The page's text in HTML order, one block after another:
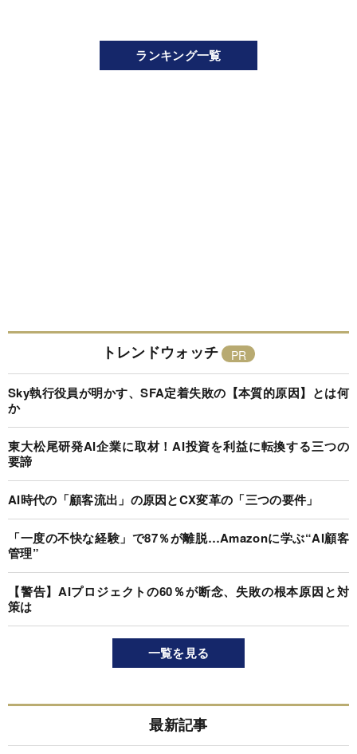
ランキング一覧
トレンドウォッチ
Sky執行役員が明かす、SFA定着失敗の【本質的原因】とは何
か
東大松尾研発AI企業に取材！AI投資を利益に転換する三つの
要諦
AI時代の「顧客流出」の原因とCX変革の「三つの要件」
「一度の不快な経験」で87％が離脱…Amazonに学ぶ“AI顧客
管理”
【警告】AIプロジェクトの60％が断念、失敗の根本原因と対
策は
一覧を見る
最新記事